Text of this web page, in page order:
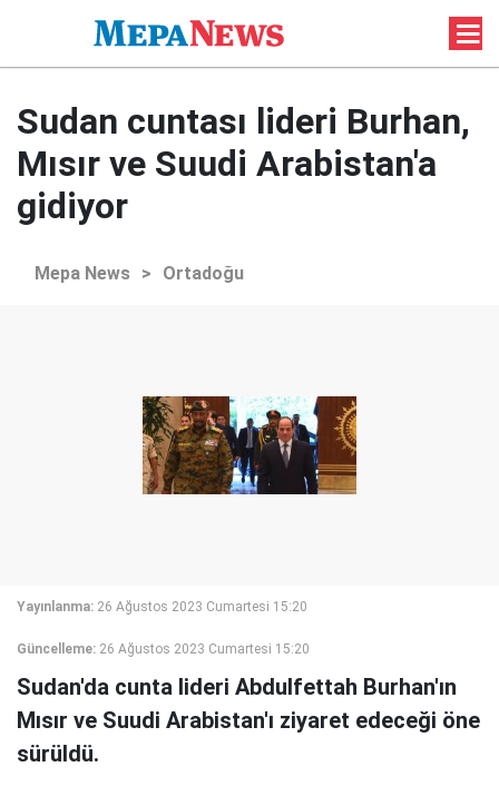
Sudan cuntası lideri Burhan,
Mısır ve Suudi Arabistan'a
gidiyor
Mepa News > Ortadoğu
Yayınlanma: 26 Ağustos 2023 Cumartesi 15:20
Güncelleme: 26 Ağustos 2023 Cumartesi 15:20
Sudan'da cunta lideri Abdulfettah Burhan'ın
Mısır ve Suudi Arabistan'ı ziyaret edeceği öne
sürüldü.